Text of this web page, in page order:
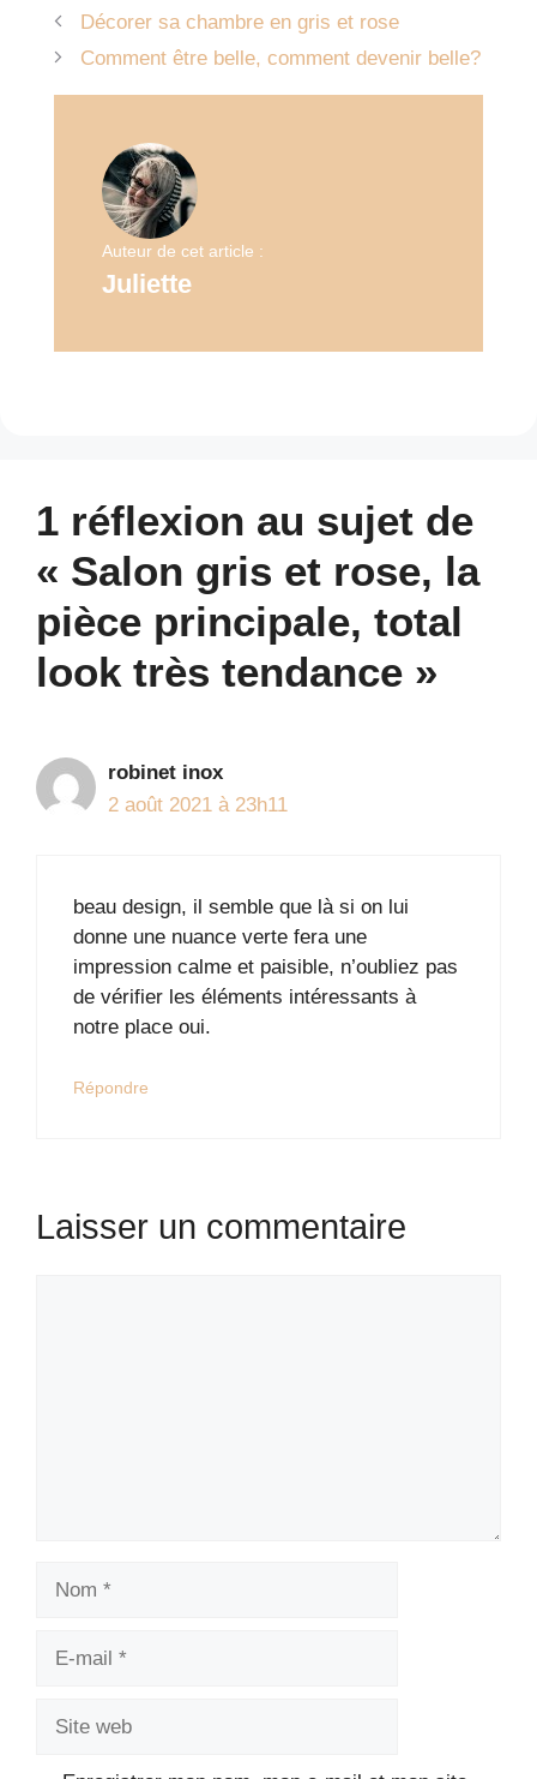
Décorer sa chambre en gris et rose
Comment être belle, comment devenir belle?
Auteur de cet article :
Juliette
1 réflexion au sujet de
« Salon gris et rose, la
pièce principale, total
look très tendance »
robinet inox
2 août 2021 à 23h11
beau design, il semble que là si on lui
donne une nuance verte fera une
impression calme et paisible, n’oubliez pas
de vérifier les éléments intéressants à
notre place oui.
Répondre
Laisser un commentaire